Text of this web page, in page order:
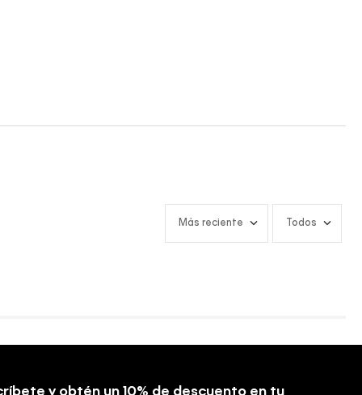
Más reciente Todos